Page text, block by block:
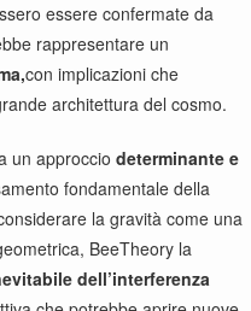
essere confermate da
rappresentare un
con implicazioni che
architettura del cosmo.
un approccio determinante e
fondamentale della
la gravità come una
BeeTheory la
dell’interferenza